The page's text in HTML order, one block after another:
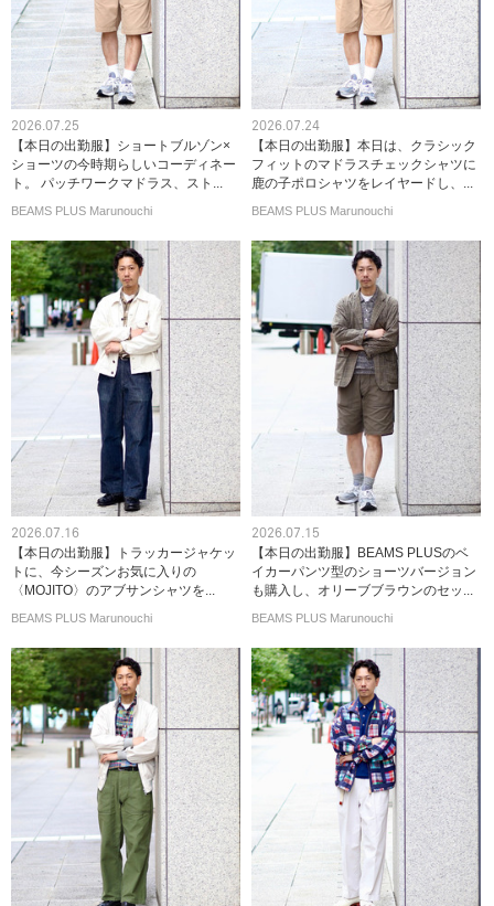
2026.07.25
【本日の出勤服】ショートブルゾン×
ショーツの今時期らしいコーディネー
ト。 パッチワークマドラス、スト...
BEAMS PLUS Marunouchi
2026.07.24
【本日の出勤服】本日は、クラシック
フィットのマドラスチェックシャツに
鹿の子ポロシャツをレイヤードし、...
BEAMS PLUS Marunouchi
2026.07.16
【本日の出勤服】トラッカージャケッ
トに、今シーズンお気に入りの
〈MOJITO〉のアブサンシャツを...
BEAMS PLUS Marunouchi
2026.07.15
【本日の出勤服】BEAMS PLUSのベ
イカーパンツ型のショーツバージョン
も購入し、オリーブブラウンのセッ...
BEAMS PLUS Marunouchi